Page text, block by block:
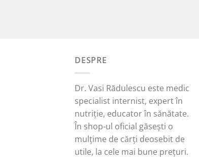
DESPRE
Dr. Vasi Rădulescu este medic
specialist internist, expert în
nutriție, educator în sănătate.
În shop-ul oficial găsești o
mulțime de cărți deosebit de
utile, la cele mai bune prețuri.